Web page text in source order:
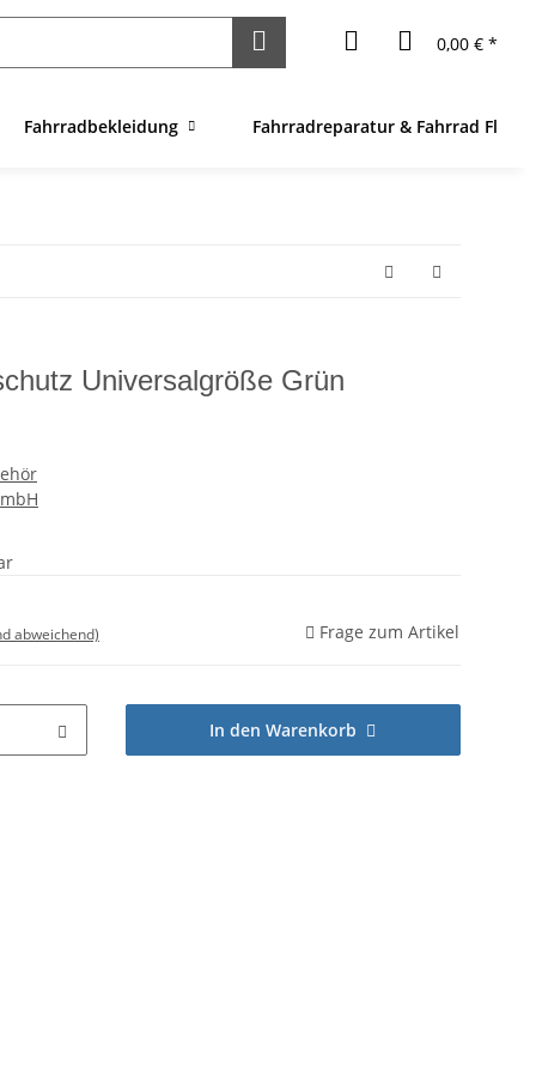
0,00 € *
Fahrradbekleidung Fahrradreparatur & Fahrrad
Universalgröße Grün
abweichend) Frage zum Artikel
In den Warenkorb